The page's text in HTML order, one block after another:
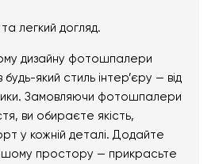
та легкий догляд.
дизайну фотошпалери
який стиль інтер’єру — від
Замовляючи фотошпалери
ви обираєте якість,
у кожній деталі. Додайте
простору — прикрасьте